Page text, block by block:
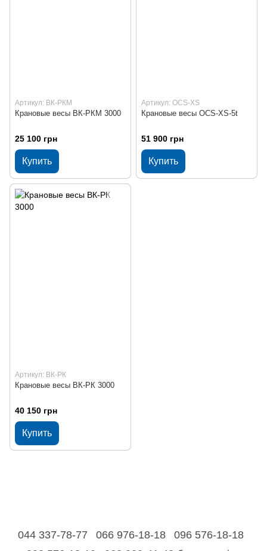
Артикул: ВК-РКМ
Крановые весы ВК-РКМ 3000
25 100 грн
Купить
Артикул: OCS-XS
Крановые весы OCS-XS-5t
51 900 грн
Купить
Артикул: ВК-РК
Крановые весы ВК-РК 3000
40 150 грн
Купить
044 337-78-77 066 976-18-18
096 576-18-18